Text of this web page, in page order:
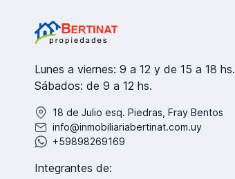
Lunes a viernes: 9 a 12 y de 15 a 18 hs.
Sábados: de 9 a 12 hs.
18 de Julio esq. Piedras, Fray Bentos
info@inmobiliariabertinat.com.uy
+59898269169
Integrantes de: